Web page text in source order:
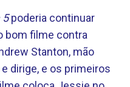
5poderia continuar
bom filme contra
Stanton, mão
dirige, e os primeiros